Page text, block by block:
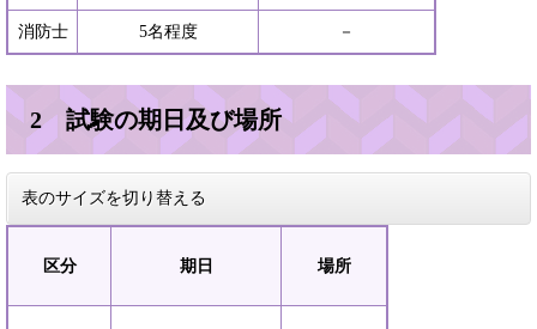
消防士 5名程度 －
2 試験の期日及び場所
表のサイズを切り替える
区分 期日 場所